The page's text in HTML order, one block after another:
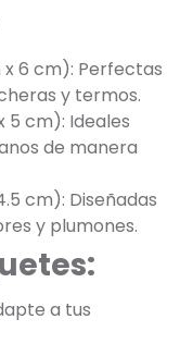
6 cm): Perfectas
y termos.
5 cm): Ideales
de manera
cm): Diseñadas
y plumones.
a tus